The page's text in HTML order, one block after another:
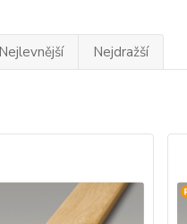
Nejlevnější Nejdražší